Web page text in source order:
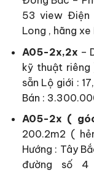
53 view Điện
Long , hãng xe
A05-2x,2x –
kỹ thuật riêng
sẵn Lộ giới :
Bán :
A05-2x (
200.2m2 (
Hướng : Tây
đường số